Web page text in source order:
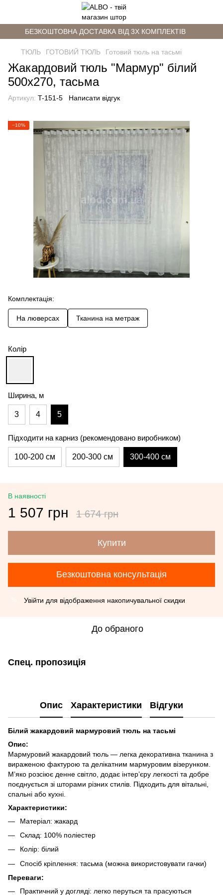
БЕЗКОШТОВНА ДОСТАВКА ВІД 3Х КОМПЛЕКТІВ
ТЮЛЬ ГОТОВИЙ ТЮЛЬ Готовий тюль на тасьмі
Жакардовий тюль "Мармур" білий
500х270, тасьма
Артикул: T-151-5 Написати відгук
−10%
Комплектація:
На люверсах Тканина на метраж
Колір
Ширина, м
3 4 5
Підходити на карниз (рекомендовано виробником)
100-200 см 200-300 см 300-400 см
В наявності
1 507 грн 1 674 грн
Купити
Безкоштовна консультація
Увійти для відображення накопичувальної скидки
До обраного
Спец. пропозиція
Опис Характеристики Відгуки
Білий жакардовий мармуровий тюль на тасьмі
Опис:
Мармуровий жакардовий тюль — легка декоративна тканина з
вираженою фактурою та делікатним мармуровим візерунком.
М’яко розсіює денне світло, додає інтер’єру легкості та добре
поєднується зі шторами різних стилів. Підходить для вітальні,
спальні або кухні.
Характеристики:
Матеріал: жакард
Склад: 100% поліестер
Колір: білий
Спосіб кріплення: тасьма (можна використовувати гачки)
Переваги:
Практичний у догляді: легко перуться та прасуються